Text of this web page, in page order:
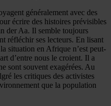
généralement avec des
écrire des histoires prévisibles
der Aa. Il semble toujours
réfléchir ses lecteurs. En lisant
situation en Afrique n’est peut-
d’entre nous le croient. Il a
sont souvent exagérées. Au
les critiques des activistes
que la population